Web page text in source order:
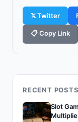
𝕏 Twitter
📋 Copy Link
RECENT POSTS
Slot